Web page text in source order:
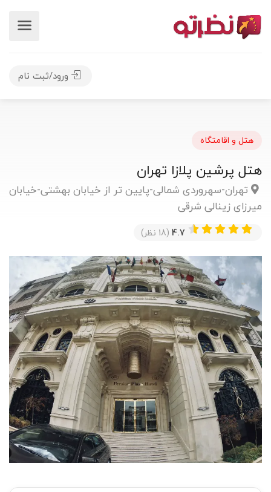
ورود/ثبت نام
هتل و اقامتگاه
هتل پرشین پلازا تهران
تهران-سهروردی شمالی-پایین تر از خیابان بهشتی-خیابان
میرزای زینالی شرقی
4.7 (18 نظر)